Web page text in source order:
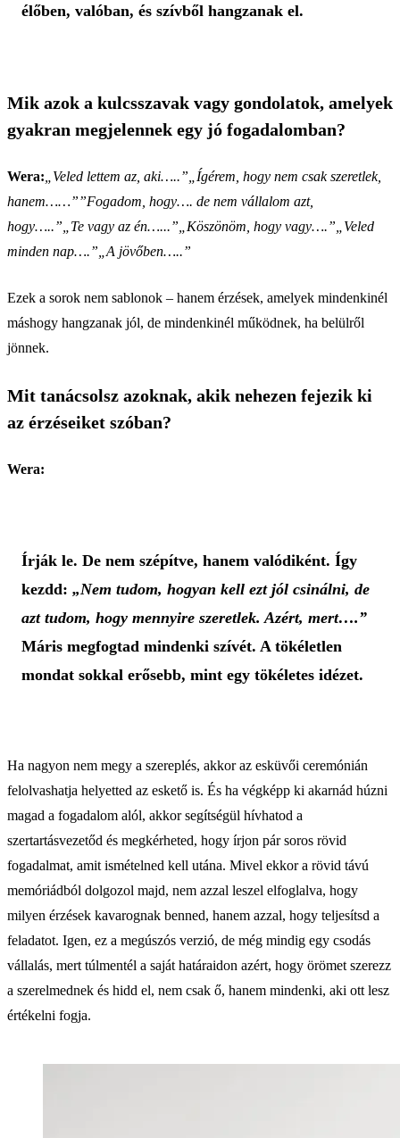
élőben, valóban, és szívből hangzanak el.
Mik azok a kulcsszavak vagy gondolatok, amelyek
gyakran megjelennek egy jó fogadalomban?
Wera: „Veled lettem az, aki…..”„Ígérem, hogy nem csak szeretlek,
hanem……””Fogadom, hogy…. de nem vállalom azt,
hogy…..”„Te vagy az én…...”„Köszönöm, hogy vagy….”„Veled
minden nap….”„A jövőben…..”
Ezek a sorok nem sablonok – hanem érzések, amelyek mindenkinél
máshogy hangzanak jól, de mindenkinél működnek, ha belülről
jönnek.
Mit tanácsolsz azoknak, akik nehezen fejezik ki
az érzéseiket szóban?
Wera:
Írják le. De nem szépítve, hanem valódiként. Így
kezdd: „Nem tudom, hogyan kell ezt jól csinálni, de
azt tudom, hogy mennyire szeretlek. Azért, mert….”
Máris megfogtad mindenki szívét. A tökéletlen
mondat sokkal erősebb, mint egy tökéletes idézet.
Ha nagyon nem megy a szereplés, akkor az esküvői ceremónián
felolvashatja helyetted az eskető is. És ha végképp ki akarnád húzni
magad a fogadalom alól, akkor segítségül hívhatod a
szertartásvezetőd és megkérheted, hogy írjon pár soros rövid
fogadalmat, amit ismételned kell utána. Mivel ekkor a rövid távú
memóriádból dolgozol majd, nem azzal leszel elfoglalva, hogy
milyen érzések kavarognak benned, hanem azzal, hogy teljesítsd a
feladatot. Igen, ez a megúszós verzió, de még mindig egy csodás
vállalás, mert túlmentél a saját határaidon azért, hogy örömet szerezz
a szerelmednek és hidd el, nem csak ő, hanem mindenki, aki ott lesz
értékelni fogja.